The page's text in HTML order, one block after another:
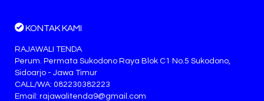
KONTAK KAMI
RAJAWALI TENDA
Perum. Permata Sukodono Raya Blok C1 No.5 Sukodono,
Sidoarjo - Jawa Timur
CALL/WA: 082230382223
Email: rajawalitenda9@gmail.com